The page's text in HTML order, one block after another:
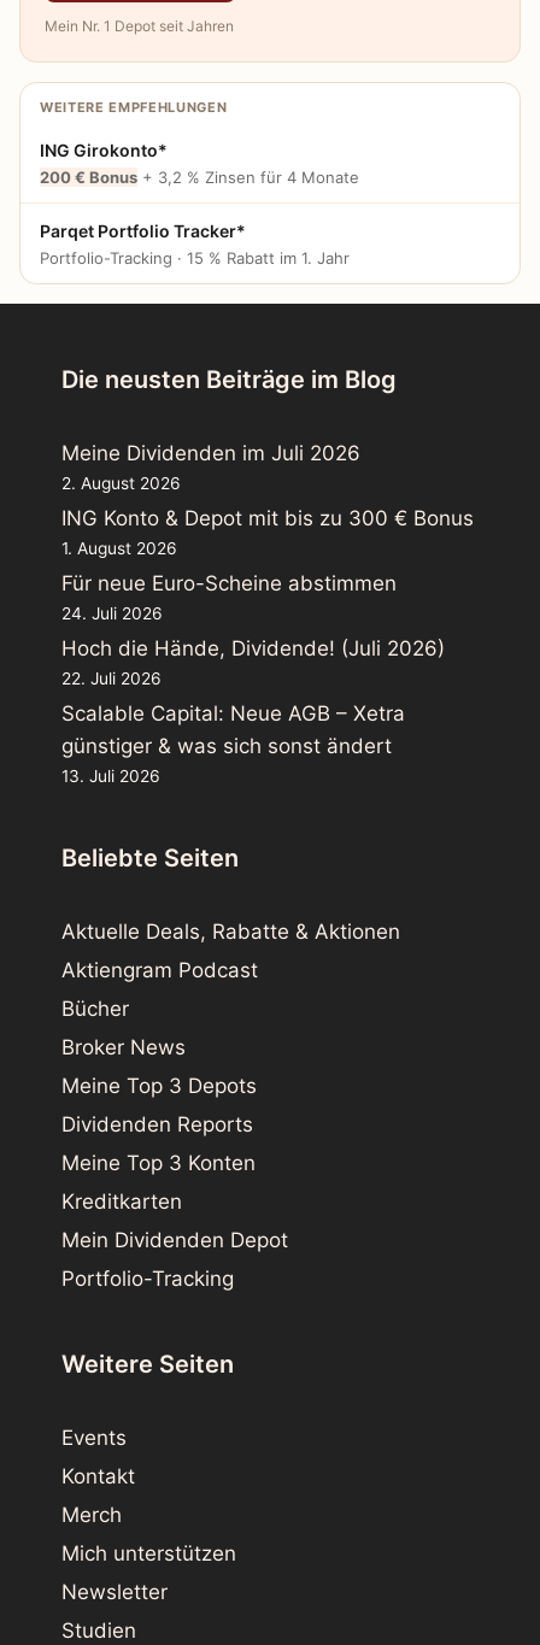
Mein Nr. 1 Depot seit Jahren
WEITERE EMPFEHLUNGEN
ING Girokonto*
200 € Bonus + 3,2 % Zinsen für 4 Monate
Parqet Portfolio Tracker*
Portfolio-Tracking · 15 % Rabatt im 1. Jahr
Die neusten Beiträge im Blog
Meine Dividenden im Juli 2026
2. August 2026
ING Konto & Depot mit bis zu 300 € Bonus
1. August 2026
Für neue Euro-Scheine abstimmen
24. Juli 2026
Hoch die Hände, Dividende! (Juli 2026)
22. Juli 2026
Scalable Capital: Neue AGB – Xetra
günstiger & was sich sonst ändert
13. Juli 2026
Beliebte Seiten
Aktuelle Deals, Rabatte & Aktionen
Aktiengram Podcast
Bücher
Broker News
Meine Top 3 Depots
Dividenden Reports
Meine Top 3 Konten
Kreditkarten
Mein Dividenden Depot
Portfolio-Tracking
Weitere Seiten
Events
Kontakt
Merch
Mich unterstützen
Newsletter
Studien